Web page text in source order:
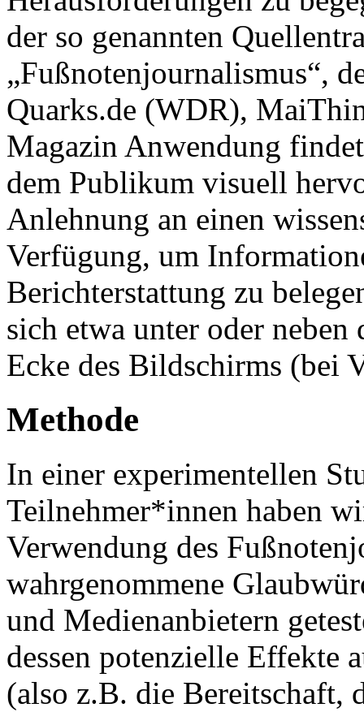
der so genannten
„Fußnotenjournalismus“,
Quarks.de (WDR),
Magazin Anwendung
dem Publikum visuell
Anlehnung an einen
Verfügung, um
Berichterstattung zu
sich etwa unter oder
Ecke des Bildschirms (bei
Methode
In einer experimentellen
Teilnehmer*innen haben
Verwendung des
wahrgenommene
und Medienanbietern
dessen potenzielle Effekte
(also z.B. die Bereitschaft,